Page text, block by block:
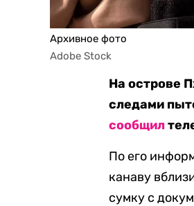
Архивное фото
Adobe Stock
На острове
следами
сообщил
По его
канаву
сумку с